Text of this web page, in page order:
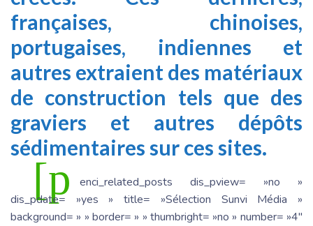
françaises, chinoises,
portugaises, indiennes et
autres extraient des matériaux
de construction tels que des
graviers et autres dépôts
sédimentaires sur ces sites.
[p
enci_related_posts dis_pview= »no »
dis_pdate= »yes » title= »Sélection Sunvi Média »
background= » » border= » » thumbright= »no » number= »4″